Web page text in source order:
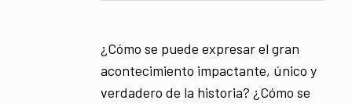
¿Cómo se puede expresar el gran
acontecimiento impactante, único y
verdadero de la historia? ¿Cómo se